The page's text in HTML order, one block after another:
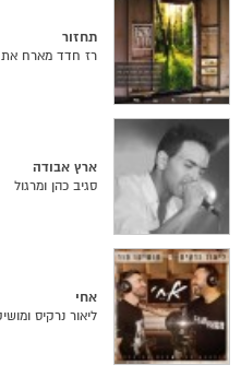
תחזור
רז חדד מארח את
ארץ אבודה
סגיב כהן ומרגול
אחי
ליאור נרקיס